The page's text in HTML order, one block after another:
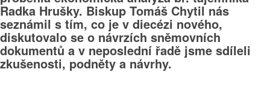
Radka Hrušky. Biskup Tomáš Chytil nás
seznámil s tím, co je v diecézi nového,
diskutovalo se o návrzích sněmovních
dokumentů a v neposlední řadě jsme sdíleli
zkušenosti, podněty a návrhy.